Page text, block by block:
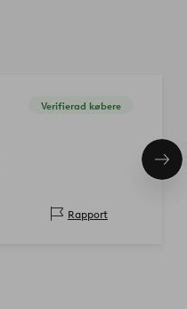
Verifierad købere
Rapport